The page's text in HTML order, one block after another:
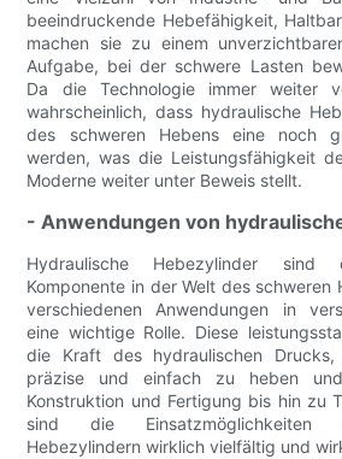
beeindruckende Hebefähigkeit,
machen sie zu einem
Aufgabe, bei der schwere Lasten
Da die Technologie immer weiter
wahrscheinlich, dass hydraulische
des schweren Hebens eine noch
werden, was die Leistungsfähigkeit
Moderne weiter unter Beweis stellt.
- Anwendungen von
Hydraulische Hebezylinder sind
Komponente in der Welt des schweren
verschiedenen Anwendungen in
eine wichtige Rolle. Diese
die Kraft des hydraulischen
präzise und einfach zu heben
Konstruktion und Fertigung bis hin zu
sind die Einsatzmöglichkeiten
Hebezylindern wirklich vielfältig und